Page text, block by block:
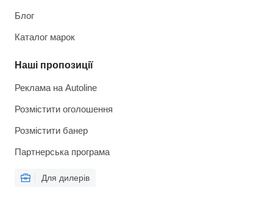
Блог
Каталог марок
Наші пропозиції
Реклама на Autoline
Розмістити оголошення
Розмістити банер
Партнерська програма
Для дилерів